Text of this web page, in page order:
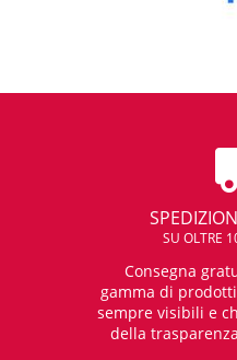
SU OLTRE
Consegna
gamma di
sempre visibili e
della